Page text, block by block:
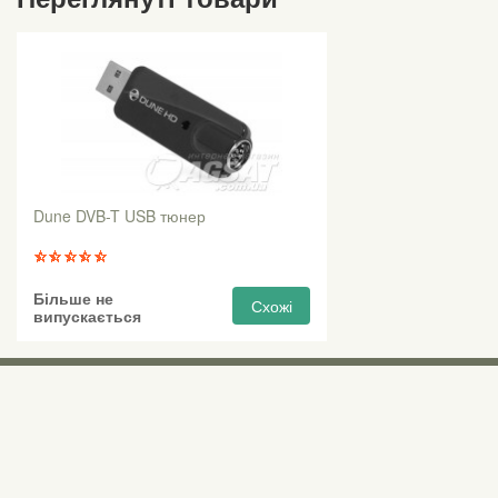
Dune DVB-T USB тюнер
Більше не
випускається
Схожі